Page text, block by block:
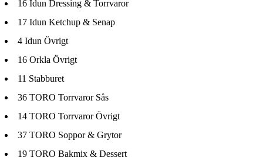
16 Idun Dressing & Torrvaror
17 Idun Ketchup & Senap
4 Idun Övrigt
16 Orkla Övrigt
11 Stabburet
36 TORO Torrvaror Sås
14 TORO Torrvaror Övrigt
37 TORO Soppor & Grytor
19 TORO Bakmix & Dessert